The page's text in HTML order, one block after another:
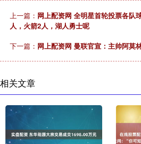
上一篇： 网上配资网 全明星首轮投票各队
人，火箭2人，湖人勇士呢
下一篇： 网上配资网 曼联官宣：主帅阿莫
相关文章